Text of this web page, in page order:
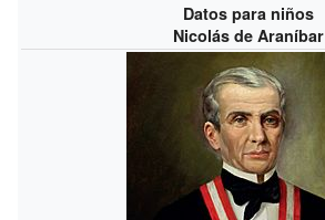
Datos para niños
Nicolás de Araníbar